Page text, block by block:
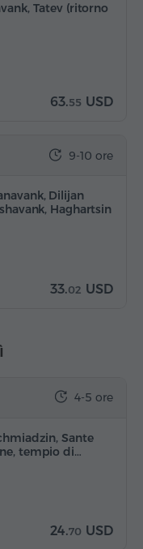
Tatev (ritorno
63.55 USD
Dilijan
Haghartsin
9-10 ore
33.02 USD
Sante
tempio di…
4-5 ore
24.70 USD